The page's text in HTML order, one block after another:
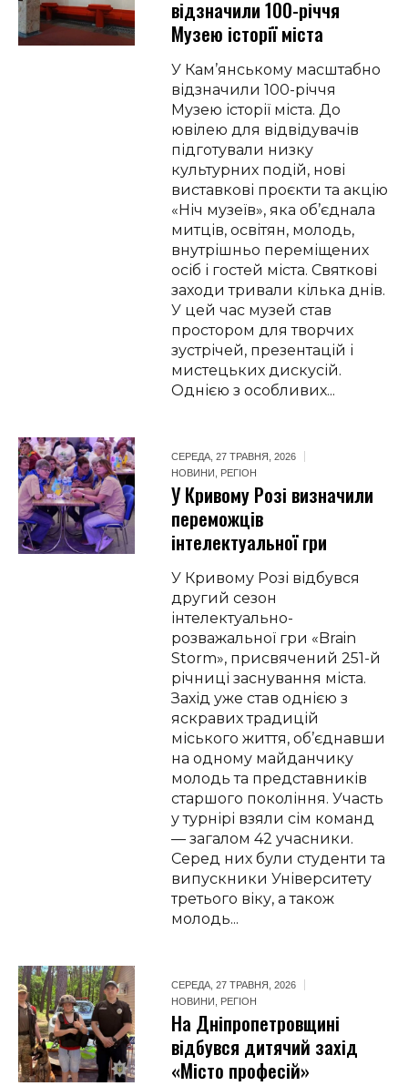
відзначили 100-річчя
Музею історії міста
У Кам’янському масштабно
відзначили 100-річчя
Музею історії міста. До
ювілею для відвідувачів
підготували низку
культурних подій, нові
виставкові проєкти та акцію
«Ніч музеїв», яка об’єднала
митців, освітян, молодь,
внутрішньо переміщених
осіб і гостей міста. Святкові
заходи тривали кілька днів.
У цей час музей став
простором для творчих
зустрічей, презентацій і
мистецьких дискусій.
Однією з особливих...
СЕРЕДА, 27 ТРАВНЯ, 2026
НОВИНИ
РЕГІОН
У Кривому Розі визначили
переможців
інтелектуальної гри
У Кривому Розі відбувся
другий сезон
інтелектуально-
розважальної гри «Brain
Storm», присвячений 251-й
річниці заснування міста.
Захід уже став однією з
яскравих традицій
міського життя, об’єднавши
на одному майданчику
молодь та представників
старшого покоління. Участь
у турнірі взяли сім команд
— загалом 42 учасники.
Серед них були студенти та
випускники Університету
третього віку, а також
молодь...
СЕРЕДА, 27 ТРАВНЯ, 2026
НОВИНИ
РЕГІОН
На Дніпропетровщині
відбувся дитячий захід
«Місто професій»